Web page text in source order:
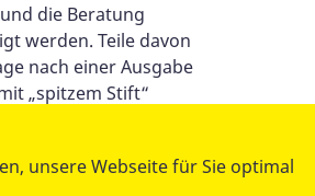
die Beratung
werden. Teile davon
nach einer Ausgabe
„spitzem Stift“
unsere Webseite für Sie optimal